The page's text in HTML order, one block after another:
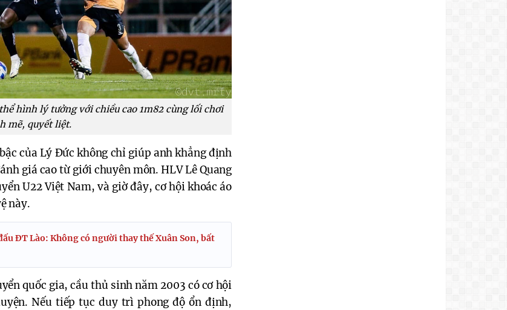
hình lý tưởng với chiều cao 1m82 cùng lối chơi
mẽ, quyết liệt.
của Lý Đức không chỉ giúp anh khẳng định
giá cao từ giới chuyên môn. HLV Lê Quang
U22 Việt Nam, và giờ đây, cơ hội khoác áo
này.
ĐT Lào: Không có người thay thế Xuân Son, bất
quốc gia, cầu thủ sinh năm 2003 có cơ hội
Nếu tiếp tục duy trì phong độ ổn định,